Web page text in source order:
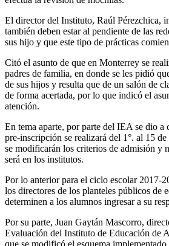
El director del Instituto, Raúl Pérezchica,
también deben estar al pendiente de las
sus hijo y que este tipo de prácticas
Citó el asunto de que en Monterrey se
padres de familia, en donde se les pidió
de sus hijos y resulta que de un salón de
de forma acertada, por lo que indicó el
atención.
En tema aparte, por parte del IEA se dio a
pre-inscripción se realizará del 1°. al 15
se modificarán los criterios de admisión y
será en los institutos.
Por lo anterior para el ciclo escolar 2017-
los directores de los planteles públicos de
determinen a los alumnos ingresar a su
Por su parte, Juan Gaytán Mascorro,
Evaluación del Instituto de Educación de